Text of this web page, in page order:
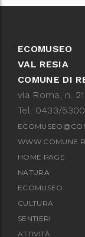
ECOMUSEO
VAL RESIA
COMUNE DI
via Roma, n.
Tel. 0433/
HOME PAGE
NATURA
ECOMUSEO
CULTURA
SENTIERI
ATTIVITÀ